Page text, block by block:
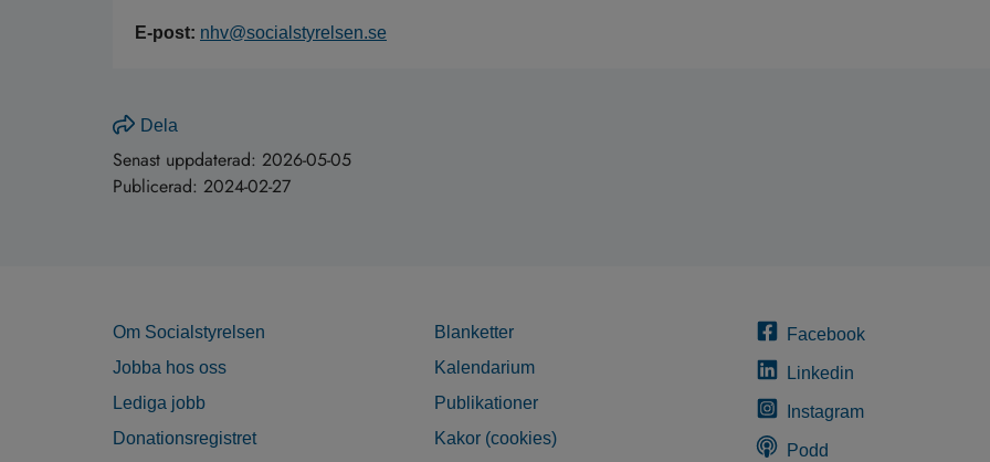
E-post: nhv@socialstyrelsen.se
Dela
Senast uppdaterad: 2026-05-05
Publicerad: 2024-02-27
Om Socialstyrelsen
Jobba hos oss
Lediga jobb
Donationsregistret
Blanketter
Kalendarium
Publikationer
Kakor (cookies)
Facebook
Linkedin
Instagram
Podd